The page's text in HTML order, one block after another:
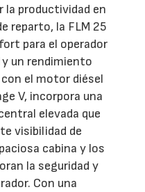
la productividad en
reparto, la FLM 25
para el operador
un rendimiento
el motor diésel
V, incorpora una
elevada que
visibilidad de
cabina y los
la seguridad y
Con una